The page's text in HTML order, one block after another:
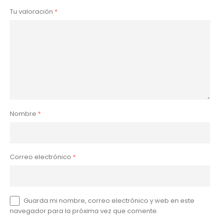
Tu valoración *
Nombre *
Correo electrónico *
Guarda mi nombre, correo electrónico y web en este
navegador para la próxima vez que comente.